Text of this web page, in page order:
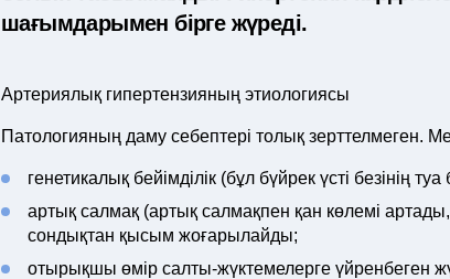
шағымдарымен бірге жүреді.
Артериялық гипертензияның этиологиясы
Патологияның даму себептері толық зерттелмеген.
генетикалық бейімділік (бұл бүйрек үсті безінің
артық салмақ (артық салмақпен қан көлемі
сондықтан қысым жоғарылайды;
отырықшы өмір салты-жүктемелерге үйренбеген